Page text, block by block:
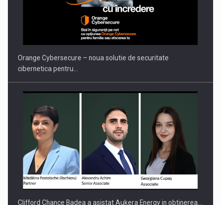
Orange Cybersecure – noua solutie de securitate
cibernetica pentru…
Clifford Chance Badea a asistat Aukera Energy in obtinerea…